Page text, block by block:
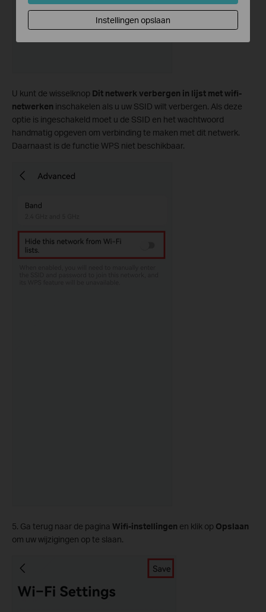
U kunt de wisselknop Dit netwerk verbergen in lijst met wifi-
netwerken inschakelen als u uw SSID wilt verbergen. Als deze
optie is ingeschakeld moet u de SSID en het wachtwoord
handmatig opgeven om verbinding te maken met dit netwerk.
Daarnaast is de functie WPS niet beschikbaar.
5. Ga terug naar de pagina Wifi-instellingen en klik op Opslaan
om uw wijzigingen op te slaan.
Instellingen opslaan